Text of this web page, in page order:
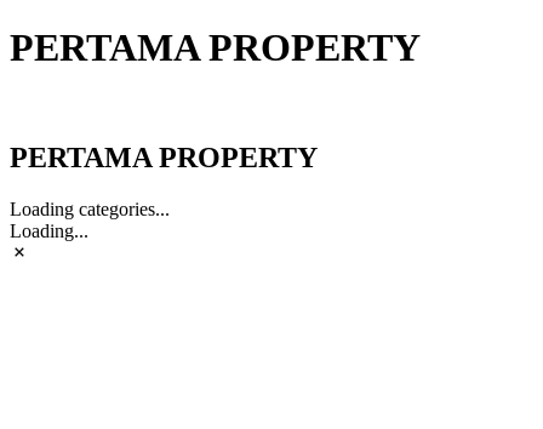
PERTAMA PROPERTY
PERTAMA PROPERTY
Loading categories...
Loading...